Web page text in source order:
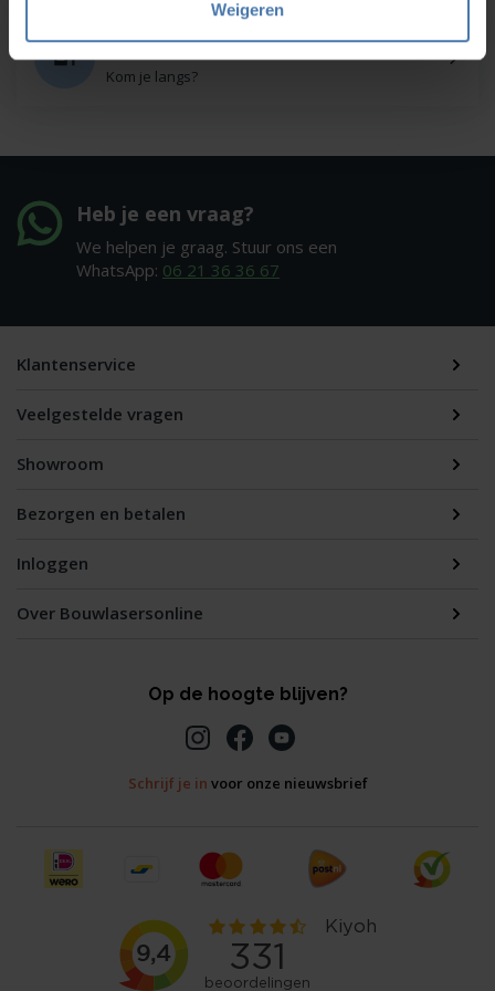
Weigeren
Onze showroom
Kom je langs?
Heb je een vraag?
We helpen je graag. Stuur ons een
WhatsApp: 06 21 36 36 67
Klantenservice
Veelgestelde vragen
Showroom
Bezorgen en betalen
Inloggen
Over Bouwlasersonline
Op de hoogte blijven?
Schrijf je in voor onze nieuwsbrief